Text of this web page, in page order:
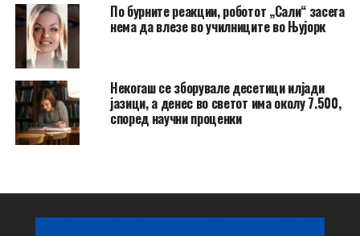
По бурните реакции, роботот „Сали“ засега
нема да влезе во училниците во Њујорк
Некогаш се зборувале десетици илјади
јазици, а денес во светот има околу 7.500,
според научни проценки